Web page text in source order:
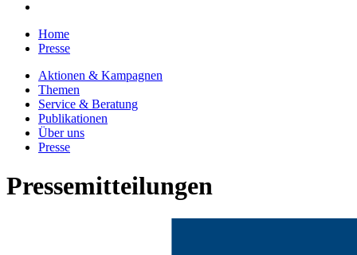
Home
Presse
Aktionen & Kampagnen
Themen
Service & Beratung
Publikationen
Über uns
Presse
Pressemitteilungen